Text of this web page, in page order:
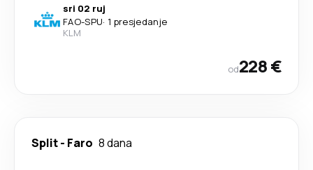
sri 02 ruj
FAO-SPU· 1 presjedanje
KLM
od228 €
Split- Faro 8 dana